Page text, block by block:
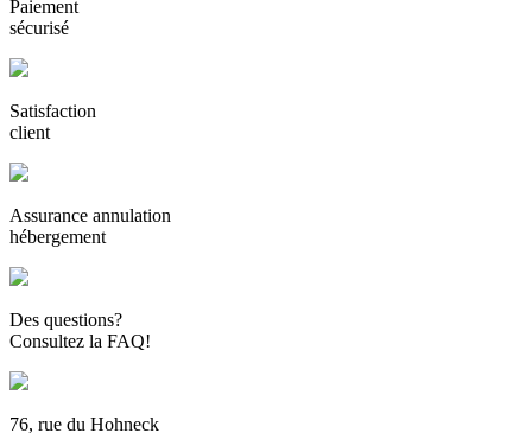
Paiement
sécurisé
Satisfaction
client
Assurance annulation
hébergement
Des questions?
Consultez la FAQ!
76, rue du Hohneck